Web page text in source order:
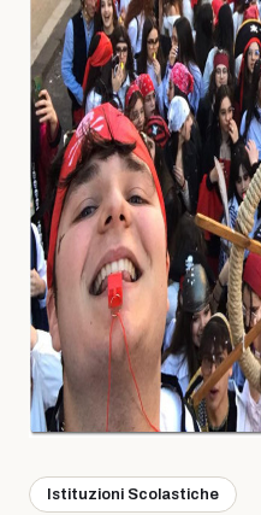
Istituzioni Scolastiche